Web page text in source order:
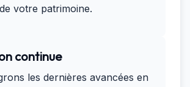
votre patrimoine.
continue
les dernières avancées en